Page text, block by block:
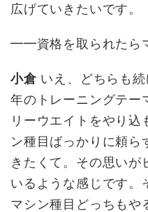
広げていきたいです。
━━資格を取られたら
小倉いえ、どちらも続
年のトレーニングテー
リーウエイトをやり
ン種目ばっかりに頼ら
きたくて。その思いが
いるような感じです。
マシン種目どっちもや